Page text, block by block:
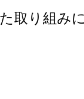
取り組み